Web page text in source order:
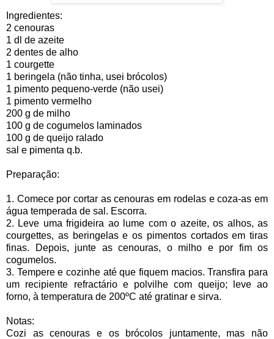
Ingredientes:
2 cenouras
1 dl de azeite
2 dentes de alho
1 courgette
1 beringela (não tinha, usei brócolos)
1 pimento pequeno-verde (não usei)
1 pimento vermelho
200 g de milho
100 g de cogumelos laminados
100 g de queijo ralado
sal e pimenta q.b.
Preparação:
1. Comece por cortar as cenouras em rodelas e coza-as em
água temperada de sal. Escorra.
2. Leve uma frigideira ao lume com o azeite, os alhos, as
courgettes, as beringelas e os pimentos cortados em tiras
finas. Depois, junte as cenouras, o milho e por fim os
cogumelos.
3. Tempere e cozinhe até que fiquem macios. Transfira para
um recipiente refractário e polvilhe com queijo; leve ao
forno, à temperatura de 200ºC até gratinar e sirva.
Notas:
Cozi as cenouras e os brócolos juntamente, mas não